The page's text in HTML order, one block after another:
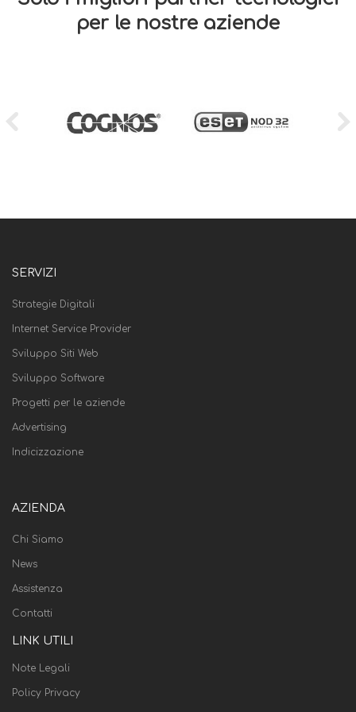
per le nostre aziende
SERVIZI
Strategie Digitali
Internet Service Provider
Sviluppo Siti Web
Sviluppo Software
Progetti per le aziende
Advertising
Indicizzazione
AZIENDA
Chi Siamo
News
Assistenza
Contatti
LINK UTILI
Note Legali
Policy Privacy